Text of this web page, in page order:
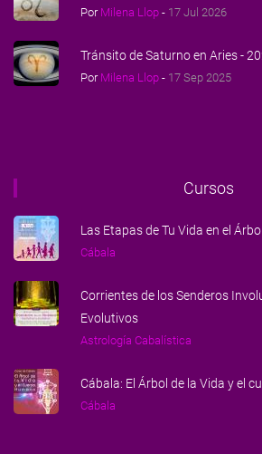
Por Milena Llop - 17 Jul 2026
Tránsito de Saturno en Aries -
Por Milena Llop - 17 Sep 2025
Cursos
Las Etapas de Tu Vida en el
Cábala
Corrientes de los Senderos
Evolutivos
Astrología Cabalística
Cábala: El Árbol de la Vida y el
Cábala